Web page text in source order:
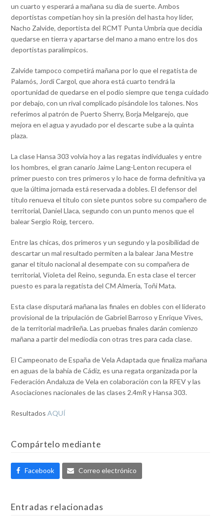
un cuarto y esperará a mañana su día de suerte. Ambos
deportistas competían hoy sin la presión del hasta hoy líder,
Nacho Zalvide, deportista del RCMT Punta Umbría que decidía
quedarse en tierra y apartarse del mano a mano entre los dos
deportistas paralímpicos.
Zalvide tampoco competirá mañana por lo que el regatista de
Palamós, Jordi Cargol, que ahora está cuarto tendrá la
oportunidad de quedarse en el podio siempre que tenga cuidado
por debajo, con un rival complicado pisándole los talones. Nos
referimos al patrón de Puerto Sherry, Borja Melgarejo, que
mejora en el agua y ayudado por el descarte sube a la quinta
plaza.
La clase Hansa 303 volvía hoy a las regatas individuales y entre
los hombres, el gran canario Jaime Lang-Lenton recupera el
primer puesto con tres primeros y lo hace de forma definitiva ya
que la última jornada está reservada a dobles. El defensor del
título renueva el título con siete puntos sobre su compañero de
territorial, Daniel Llaca, segundo con un punto menos que el
balear Sergio Roig, tercero.
Entre las chicas, dos primeros y un segundo y la posibilidad de
descartar un mal resultado permiten a la balear Jana Mestre
ganar el título nacional al desempate con su compañera de
territorial, Violeta del Reino, segunda. En esta clase el tercer
puesto es para la regatista del CM Almería, Toñi Mata.
Esta clase disputará mañana las finales en dobles con el liderato
provisional de la tripulación de Gabriel Barroso y Enrique Vives,
de la territorial madrileña. Las pruebas finales darán comienzo
mañana a partir del mediodía con otras tres para cada clase.
El Campeonato de España de Vela Adaptada que finaliza mañana
en aguas de la bahía de Cádiz, es una regata organizada por la
Federación Andaluza de Vela en colaboración con la RFEV y las
Asociaciones nacionales de las clases 2.4mR y Hansa 303.
ResultadosAQUÍ
Compártelo mediante
Facebook Correo electrónico
Entradas relacionadas